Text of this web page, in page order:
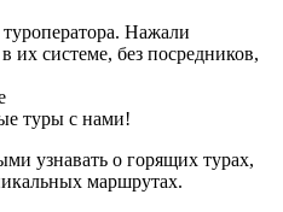
Нажали
системе, без посредников,
туры с нами!
узнавать о горящих турах,
маршрутах.